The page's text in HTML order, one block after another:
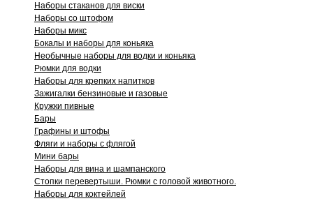
Наборы стаканов для виски
Наборы со штофом
Наборы микс
Бокалы и наборы для коньяка
Необычные наборы для водки и коньяка
Рюмки для водки
Наборы для крепких напитков
Зажигалки бензиновые и газовые
Кружки пивные
Бары
Графины и штофы
Фляги и наборы с флягой
Мини бары
Наборы для вина и шампанского
Стопки перевертыши. Рюмки с головой животного.
Наборы для коктейлей